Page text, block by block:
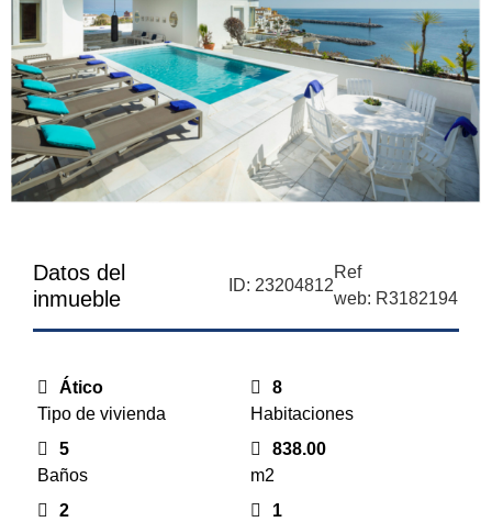
Datos del
inmueble
ID: 23204812
Ref
web: R3182194
Ático
Tipo de vivienda
8
Habitaciones
5
Baños
838.00
m2
2
1